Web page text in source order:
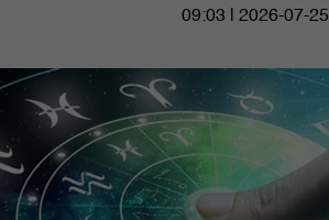
09:03 | 2026-07-25